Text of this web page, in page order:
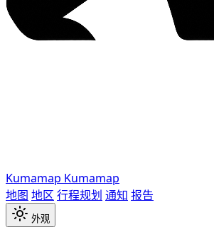
Kumamap Kumamap
地图 地区 行程规划 通知 报告
外观